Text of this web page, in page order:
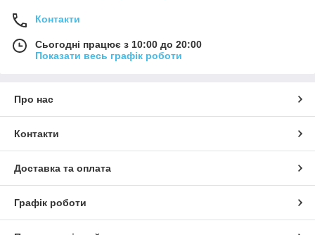
Контакти
Сьогодні працює з 10:00 до 20:00
Показати весь графік роботи
Про нас
Контакти
Доставка та оплата
Графік роботи